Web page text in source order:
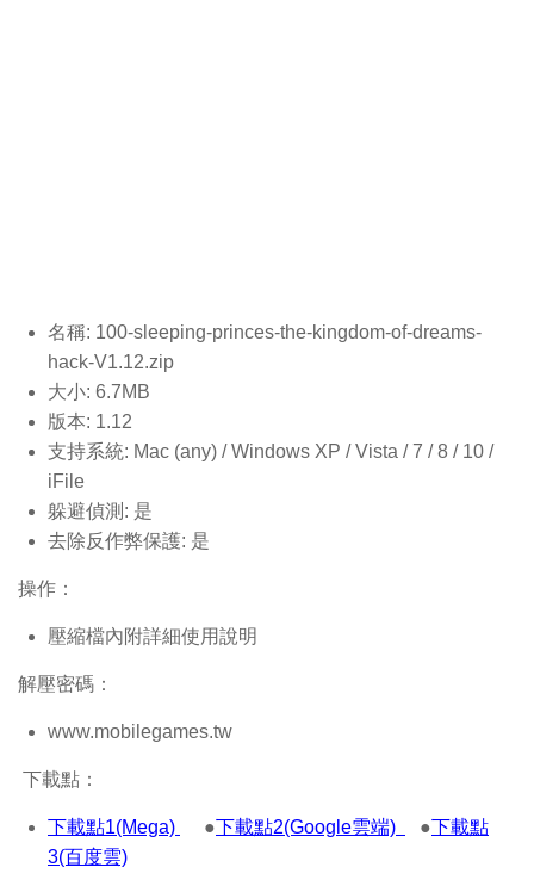
名稱: 100-sleeping-princes-the-kingdom-of-dreams-
hack-V1.12.zip
大小: 6.7MB
版本: 1.12
支持系統: Mac (any) / Windows XP / Vista / 7 / 8 / 10 /
iFile
躲避偵測: 是
去除反作弊保護: 是
操作：
壓縮檔內附詳細使用說明
解壓密碼：
www.mobilegames.tw
下載點：
下載點1(Mega) ●下載點2(Google雲端) ●下載點
3(百度雲)